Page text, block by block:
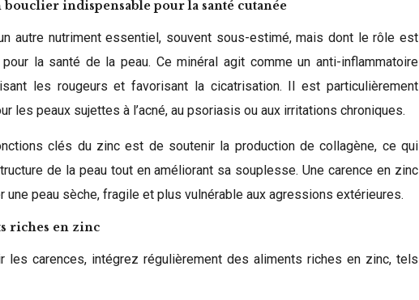
bouclier indispensable pour la santé cutanée
autre nutriment essentiel, souvent sous-estimé, mais dont le rôle est
la santé de la peau. Ce minéral agit comme un anti-inflammatoire
les rougeurs et favorisant la cicatrisation. Il est particulièrement
les peaux sujettes à l’acné, au psoriasis ou aux irritations chroniques.
clés du zinc est de soutenir la production de collagène, ce qui
de la peau tout en améliorant sa souplesse. Une carence en zinc
une peau sèche, fragile et plus vulnérable aux agressions extérieures.
riches en zinc
les carences, intégrez régulièrement des aliments riches en zinc, tels